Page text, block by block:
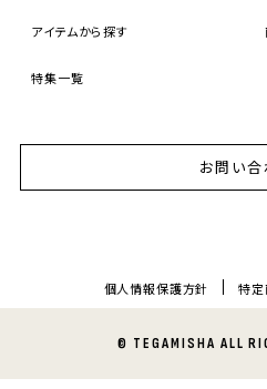
アイテムから探す
特集一覧
お問い合
個人情報保護方針 特
© TEGAMISHA ALL